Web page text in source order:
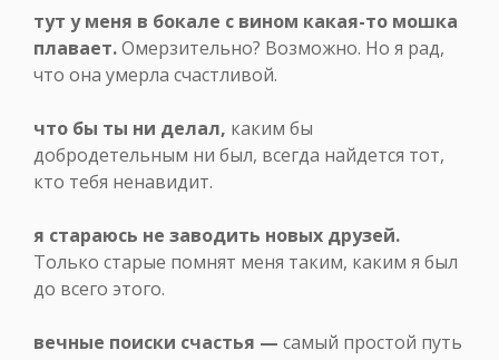
тут у меня в бокале с вином какая-то мошка
плавает.Омерзительно? Возможно. Но я рад,
что она умерла счастливой.
что бы ты ни делал, каким бы
добродетельным ни был, всегда найдется тот,
кто тебя ненавидит.
я стараюсь не заводить новых друзей.
Только старые помнят меня таким, каким я был
до всего этого.
вечные поиски счастья — самый простой путь